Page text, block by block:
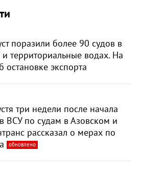
поразили более 90 судов в
территориальные водах. На
остановке экспорта
три недели после начала
ВСУ по судам в Азовском и
рассказал о мерах по
обновлено